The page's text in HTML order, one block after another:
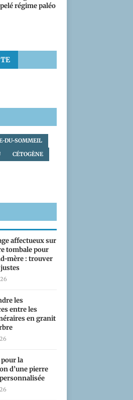
régime paléo
DU-SOMMEIL
CÉTOGÈNE
affectueux sur
tombale pour
mère : trouver
les
entre les
en granit
la
d’une pierre